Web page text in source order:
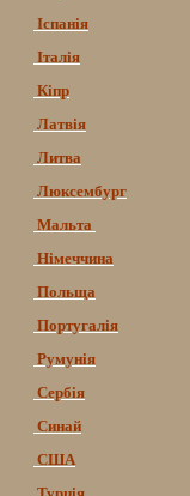
Іспанія
Італія
Кіпр
Латвія
Литва
Люксембург
Мальта
Німеччина
Польща
Португалія
Румунія
Сербія
Синай
США